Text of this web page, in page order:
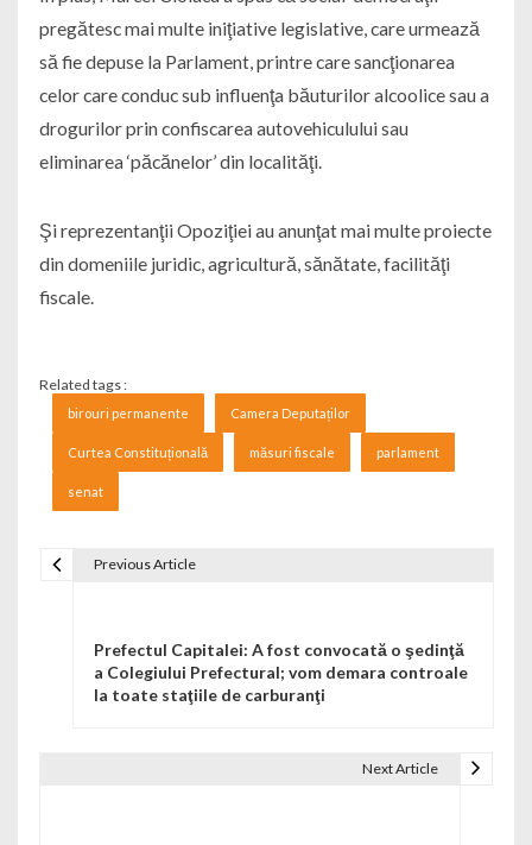
pregătesc mai multe iniţiative legislative, care urmează
să fie depuse la Parlament, printre care sancţionarea
celor care conduc sub influenţa băuturilor alcoolice sau a
drogurilor prin confiscarea autovehiculului sau
eliminarea ‘păcănelor’ din localităţi.
Şi reprezentanţii Opoziţiei au anunţat mai multe proiecte
din domeniile juridic, agricultură, sănătate, facilităţi
fiscale.
Related tags :
birouri permanente Camera Deputaților
Curtea Constituțională măsuri fiscale parlament
senat
Previous Article
Prefectul Capitalei: A fost convocată o şedinţă
a Colegiului Prefectural; vom demara controale
la toate staţiile de carburanţi
Next Article